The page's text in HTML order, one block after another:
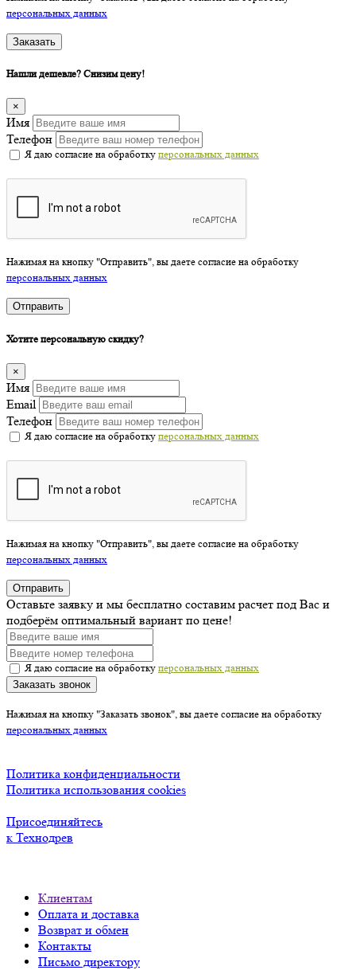
персональных данных
Заказать
Нашли дешевле? Снизим цену!
×
Имя
Телефон
Я даю согласие на обработку персональных данных
Нажимая на кнопку "Отправить", вы даете согласие на обработку
персональных данных
Отправить
Хотите персональную скидку?
×
Имя
Email
Телефон
Я даю согласие на обработку персональных данных
Нажимая на кнопку "Отправить", вы даете согласие на обработку
персональных данных
Отправить
Оставьте заявку и мы бесплатно составим расчет под Вас и
подберём оптимальный вариант по цене!
Я даю согласие на обработку персональных данных
Заказать звонок
Нажимая на кнопку "Заказать звонок", вы даете согласие на обработку
персональных данных
Политика конфиденциальности
Политика использования cookies
Присоединяйтесь
к Технодрев
Клиентам
Оплата и доставка
Возврат и обмен
Контакты
Письмо директору